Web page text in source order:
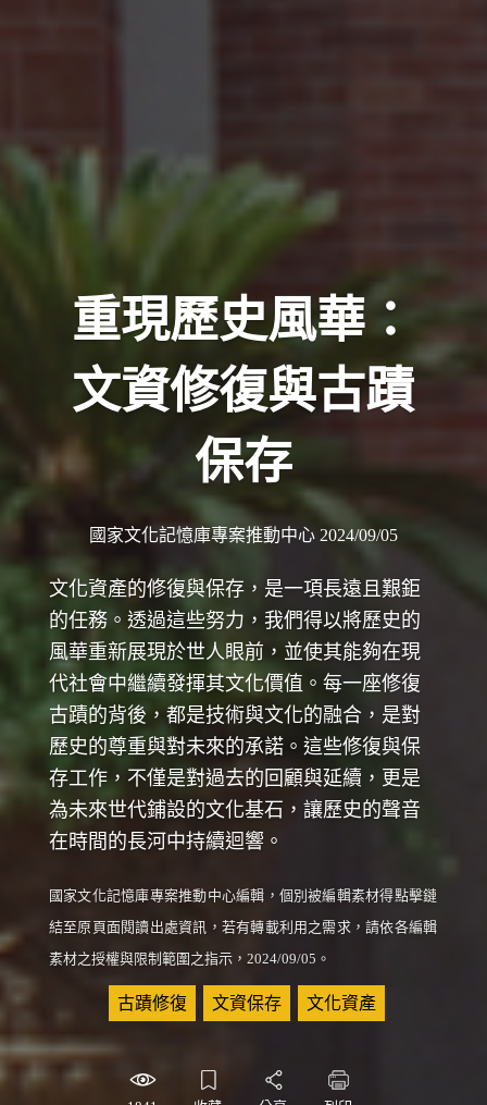
重現歷史風華：
文資修復與古蹟
保存
國家文化記憶庫專案推動中心 2024/09/05
文化資產的修復與保存，是一項長遠且艱鉅
的任務。透過這些努力，我們得以將歷史的
風華重新展現於世人眼前，並使其能夠在現
代社會中繼續發揮其文化價值。每一座修復
古蹟的背後，都是技術與文化的融合，是對
歷史的尊重與對未來的承諾。這些修復與保
存工作，不僅是對過去的回顧與延續，更是
為未來世代鋪設的文化基石，讓歷史的聲音
在時間的長河中持續迴響。
國家文化記憶庫專案推動中心編輯，個別被編輯素材得點擊鏈
結至原頁面閱讀出處資訊，若有轉載利用之需求，請依各編輯
素材之授權與限制範圍之指示，2024/09/05。
關鍵詞
古蹟修復 文資保存 文化資產